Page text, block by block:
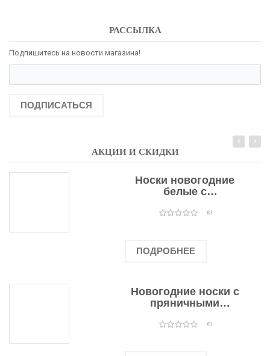
РАССЫЛКА
Подпишитесь на новости магазина!
ПОДПИСАТЬСЯ
АКЦИИ И СКИДКИ
Носки новогодние
белые с
оленями(0)
ПОДРОБНЕЕ
Новогодние носки с
пряничными
(0)